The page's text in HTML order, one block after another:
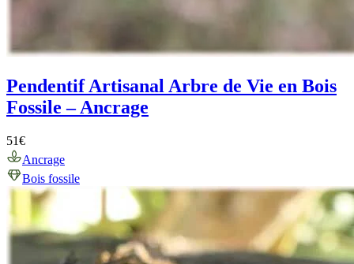
Pendentif Artisanal Arbre de Vie en Bois
Fossile – Ancrage
51€
Ancrage
Bois fossile